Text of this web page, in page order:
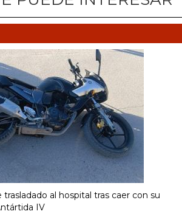
al hospital tras caer con su
IV